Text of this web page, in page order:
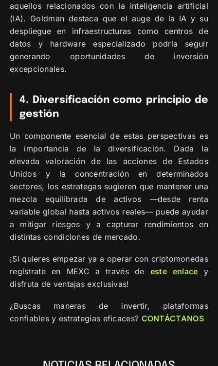
aquellos relacionados con la inteligencia artificial
(IA). Goldman destaca que el auge de la IA y su
despliegue en infraestructuras como centros de
datos y hardware especializado podría seguir
generando oportunidades de inversión
excepcionales.
4. Diversificación como principio de
gestión
Un componente esencial de estas perspectivas es
la importancia de la diversificación. Dada la
elevada valoración de las acciones de Estados
Unidos y la concentración en determinados
sectores, los estrategas sugieren que mantener una
mezcla equilibrada de activos —desde renta
variable global hasta activos reales— puede ayudar
a mitigar riesgos y a capturar rendimientos en
distintas condiciones de mercado.
¡Si quieres empezar ya a operar con criptomonedas
regístrate en MEXC a través de este enlace y
disfruta de ventajas exclusivas!
¿Buscas maneras de invertir, plataformas
confiables y estrategias eficaces? CONTÁCTANOS